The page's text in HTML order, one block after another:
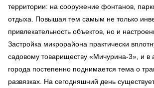
территории: на сооружение фонтанов,
отдыха. Повышая тем самым не только
привлекательность объектов, но и
Застройка микрорайона практически
садовому товариществу «Мичурина-3», и в
города постепенно поднимается тема о
развязках. На сегодняшний день